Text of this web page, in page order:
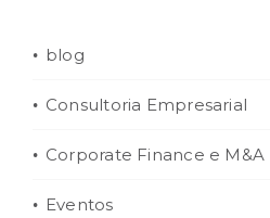
blog
Consultoria Empresarial
Corporate Finance e M&A
Eventos